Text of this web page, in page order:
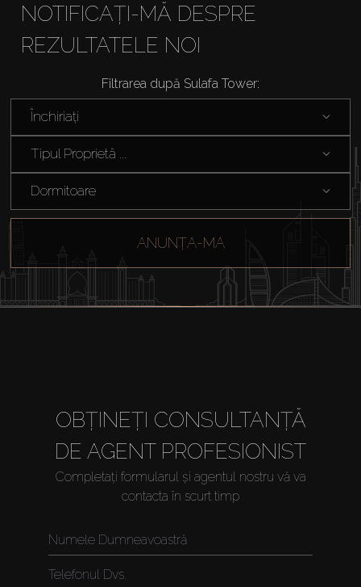
NOTIFICAȚI-MĂ DESPRE
REZULTATELE NOI
Filtrarea după Sulafa Tower:
Închiriați
Tipul Proprietă ...
Dormitoare
ANUNȚA-MA
OBȚINEȚI CONSULTANȚĂ
DE AGENT PROFESIONIST
Completați formularul și agentul nostru vă va
contacta în scurt timp